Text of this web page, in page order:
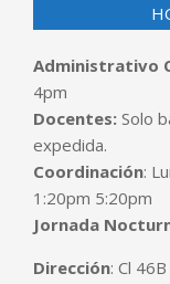
Administrativo
4pm
Docentes: Solo
expedida.
Coordinación:
1:20pm 5:20pm
Jornada
Dirección: Cl